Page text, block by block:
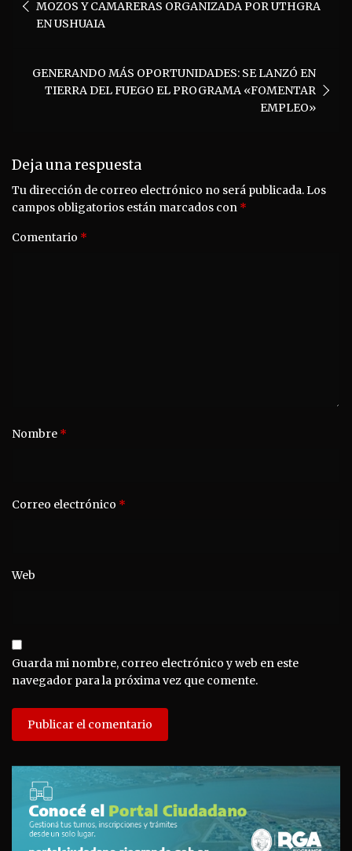
entradas
MOZOS Y CAMARERAS ORGANIZADA POR UTHGRA
EN USHUAIA
GENERANDO MÁS OPORTUNIDADES: SE LANZÓ EN
TIERRA DEL FUEGO EL PROGRAMA «FOMENTAR
EMPLEO»
Deja una respuesta
Tu dirección de correo electrónico no será publicada.Los
campos obligatorios están marcados con *
Comentario *
Nombre *
Correo electrónico *
Web
Guarda mi nombre, correo electrónico y web en este
navegador para la próxima vez que comente.